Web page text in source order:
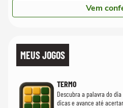
Vem
MEUS JOGOS
TERMO
Descubra a palavra do
dicas e avance até